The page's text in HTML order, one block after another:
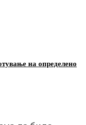
на определено